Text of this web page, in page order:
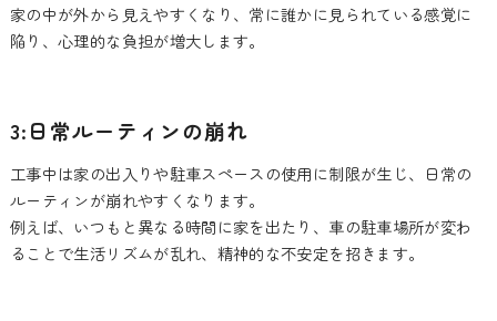
家の中が外から見えやすくなり、常に誰かに見られている感覚に
陥り、心理的な負担が増大します。
3:日常ルーティンの崩れ
工事中は家の出入りや駐車スペースの使用に制限が生じ、日常の
ルーティンが崩れやすくなります。
例えば、いつもと異なる時間に家を出たり、車の駐車場所が変わ
ることで生活リズムが乱れ、精神的な不安定を招きます。